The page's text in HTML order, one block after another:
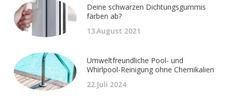
Deine schwarzen Dichtungsgummis
färben ab?
13.August 2021
Umweltfreundliche Pool- und
Whirlpool-Reinigung ohne Chemikalien
22.Juli 2024